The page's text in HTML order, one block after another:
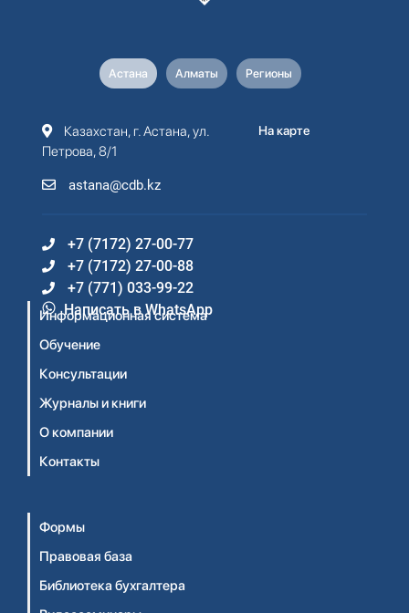
Астана Алматы Регионы
Казахстан, г. Астана, ул.
Петрова, 8/1
astana@cdb.kz
На карте
+7 (7172) 27-00-77
+7 (7172) 27-00-88
+7 (771) 033-99-22
Написать в WhatsApp
Информационная система
Обучение
Консультации
Журналы и книги
О компании
Контакты
Формы
Правовая база
Библиотека бухгалтера